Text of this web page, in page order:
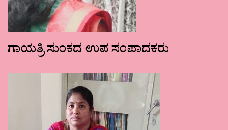
ಗಾಯತ್ರಿ ಸುಂಕದ ಉಪ ಸಂಪಾದಕರು